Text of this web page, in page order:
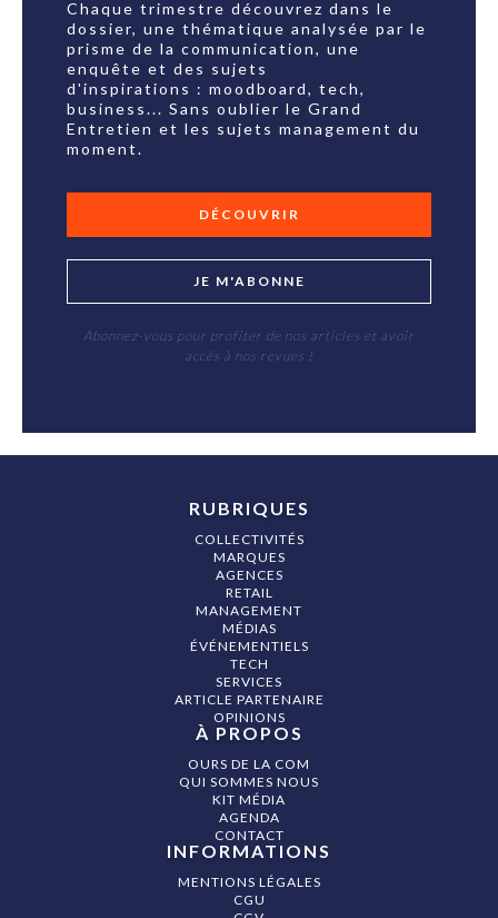
Chaque trimestre découvrez dans le
dossier, une thématique analysée par le
prisme de la communication, une
enquête et des sujets
d'inspirations : moodboard, tech,
business... Sans oublier le Grand
Entretien et les sujets management du
moment.
DÉCOUVRIR
JE M'ABONNE
Abonnez-vous pour profiter de nos articles et avoir
accès à nos revues !
RUBRIQUES
COLLECTIVITÉS
MARQUES
AGENCES
RETAIL
MANAGEMENT
MÉDIAS
ÉVÉNEMENTIELS
TECH
SERVICES
ARTICLE PARTENAIRE
OPINIONS
À PROPOS
OURS DE LA COM
QUI SOMMES NOUS
KIT MÉDIA
AGENDA
CONTACT
INFORMATIONS
MENTIONS LÉGALES
CGU